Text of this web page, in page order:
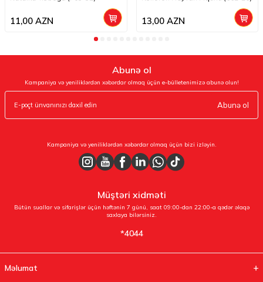
11,00 AZN 13,00AZN
Abunə ol
Kampaniya və yeniliklərdən xəbərdar olmaq üçün e-bülletenimizə abunə olun!
Abunə ol
Kampaniya və yeniliklərdən xəbərdar olmaq üçün bizi izləyin.
Müştəri xidməti
Bütün suallar və sifarişlər üçün həftənin 7 günü, saat 09:00-dan 22:00-a qədər əlaqə
saxlaya bilərsiniz.
*4044
Məlumat